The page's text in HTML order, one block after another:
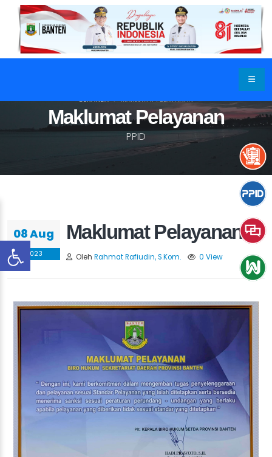
Maklumat Pelayanan
PPID
BERANDA MAKLUMAT PELAYANAN
08 Aug
2023
Maklumat Pelayanan
Oleh Rahmat Rafiudin, S.Kom. 0 View